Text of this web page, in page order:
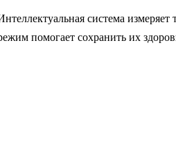
система измеряет
помогает сохранить их